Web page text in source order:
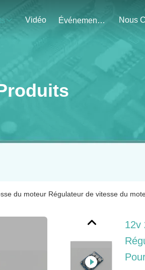
Vidéo Événements
du moteur Régulateur de vitesse du
12v